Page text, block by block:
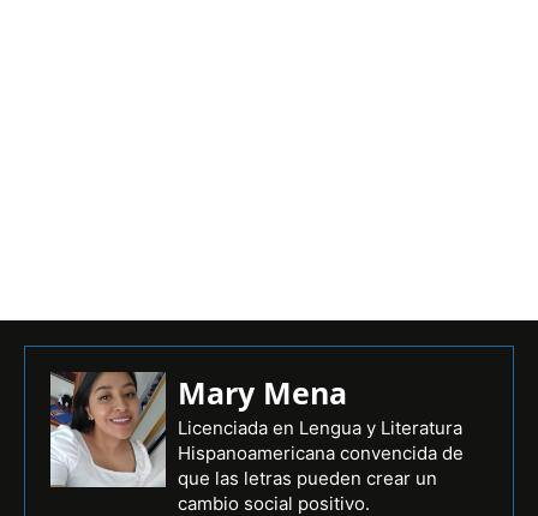
Mary Mena
Licenciada en Lengua y Literatura
Hispanoamericana convencida de
que las letras pueden crear un
cambio social positivo.